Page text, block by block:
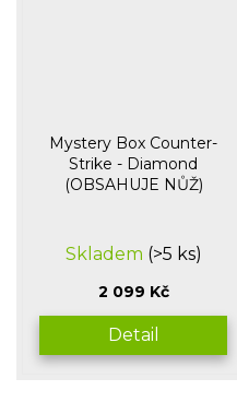
Mystery Box Counter-
Strike - Diamond
(OBSAHUJE NŮŽ)
hodnocení
je
5,0
z
5
Skladem (>5 ks)
2 099 Kč
Detail